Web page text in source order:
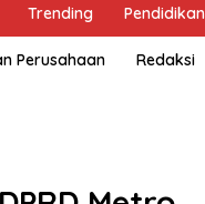
Trending Pendidikan
Perusahaan Redaksi